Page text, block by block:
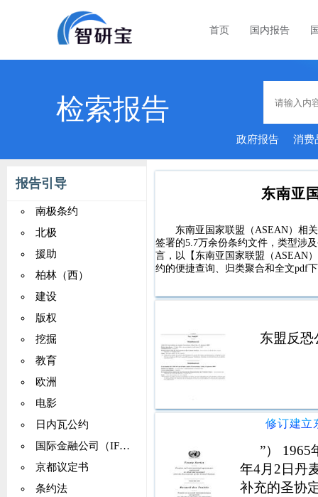
首页 国内报告
检索报告
政府报告 消费
报告引导
南极条约
北极
援助
柏林（西）
建设
版权
挖掘
教育
欧洲
电影
日内瓦公约
国际金融公司（IFC）
京都议定书
条约法
东南亚
东南亚国家联盟（ASEAN）相
签署的5.7万余份条约文件，类型涉
言，以【东南亚国家联盟（ASEAN
约的便捷查询、归类聚合和全文pdf
东盟反恐
”） 1965
年4月2日丹
补充的圣协